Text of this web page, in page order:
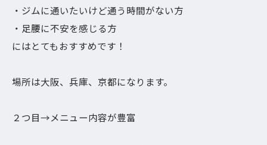
・ジムに通いたいけど通う時間がない方
・足腰に不安を感じる方
にはとてもおすすめです！
場所は大阪、兵庫、京都になります。
２つ目→メニュー内容が豊富